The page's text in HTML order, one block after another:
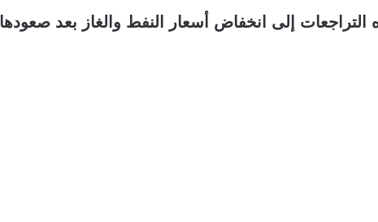
إلى انخفاض أسعار النفط والغاز بعد صعودها